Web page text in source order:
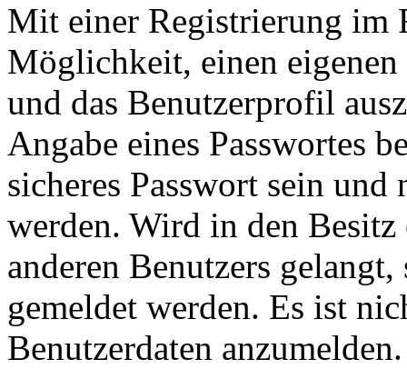
Mit einer Registrierung im
Möglichkeit, einen
und das Benutzerprofil
Angabe eines Passwortes
sicheres Passwort sein
werden. Wird in den Besitz
anderen Benutzers
gemeldet werden. Es ist
Benutzerdaten anzumelden.